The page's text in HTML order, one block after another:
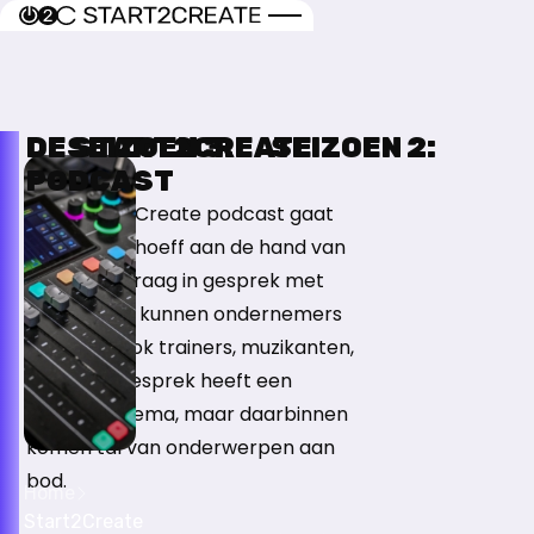
Ga direct naar de inhoud
Terug naar de startpagina
Home
DE START2CREATE
PODCAST
In de Start2Create podcast gaat
Etienne Verhoeff aan de hand van
een ‘hoe’-vraag in gesprek met
gasten. Dat kunnen ondernemers
zijn, maar ook trainers, muzikanten,
chefs. Elk gesprek heeft een
centraal thema, maar daarbinnen
komen tal van onderwerpen aan
bod.
SEIZOEN 3: SEIZOEN 2: